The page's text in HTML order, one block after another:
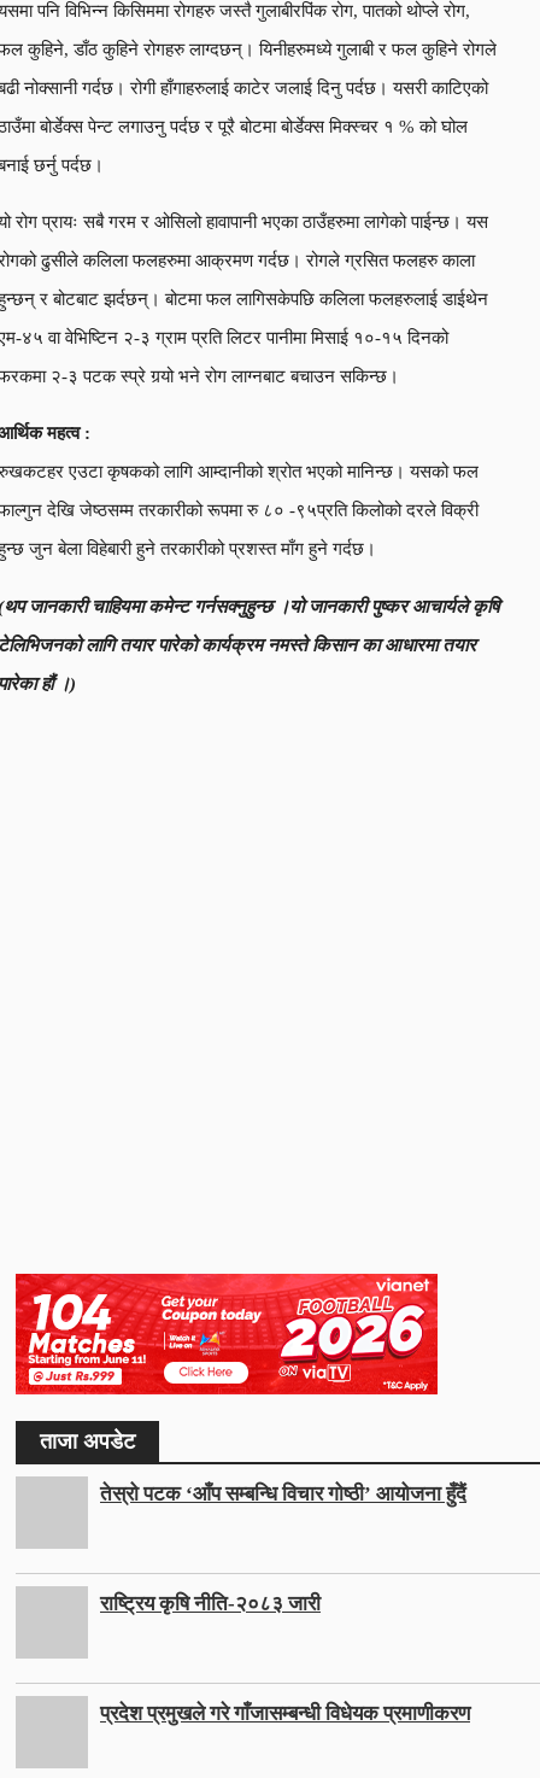
पनि विभिन्न किसिममा रोगहरु जस्तै गुलाबीरपिंक रोग, पातको थोप्ले रोग,
कुहिने, डाँठ कुहिने रोगहरु लाग्दछन्। यिनीहरुमध्ये गुलाबी र फल कुहिने रोगले
नोक्सानी गर्दछ। रोगी हाँगाहरुलाई काटेर जलाई दिनु पर्दछ। यसरी काटिएको
बोर्डेक्स पेन्ट लगाउनु पर्दछ र पूरै बोटमा बोर्डेक्स मिक्स्चर १ % को घोल
छर्नु पर्दछ।
रोग प्रायः सबै गरम र ओसिलो हावापानी भएका ठाउँहरुमा लागेको पाईन्छ। यस
ढुसीले कलिला फलहरुमा आक्रमण गर्दछ। रोगले ग्रसित फलहरु काला
र बोटबाट झर्दछन्। बोटमा फल लागिसकेपछि कलिला फलहरुलाई डाईथेन
४५ वा वेभिष्टिन २-३ ग्राम प्रति लिटर पानीमा मिसाई १०-१५ दिनको
२-३ पटक स्प्रे गर्‍यो भने रोग लाग्नबाट बचाउन सकिन्छ।
महत्व :
एउटा कृषकको लागि आम्दानीको श्रोत भएको मानिन्छ। यसको फल
देखि जेष्ठसम्म तरकारीको रूपमा रु ८० -९५प्रति किलोको दरले विक्री
जुन बेला विहेबारी हुने तरकारीको प्रशस्त माँग हुने गर्दछ।
जानकारी चाहियमा कमेन्ट गर्नसक्नुहुन्छ ।यो जानकारी पुष्कर आचार्यले कृषि
लागि तयार पारेको कार्यक्रम नमस्ते किसान का आधारमा तयार
हौं ।)
ताजा अपडेट
तेस्रो पटक ‘आँप सम्बन्धि विचार गोष्ठी’ आयोजना हुँदैं
राष्ट्रिय कृषि नीति-२०८३ जारी
प्रदेश प्रमुखले गरे गाँजासम्बन्धी विधेयक प्रमाणीकरण